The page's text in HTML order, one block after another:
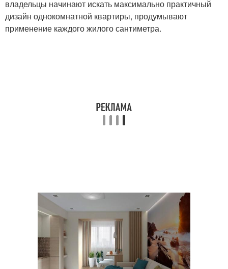
владельцы начинают искать максимально практичный
дизайн однокомнатной квартиры, продумывают
применение каждого жилого сантиметра.